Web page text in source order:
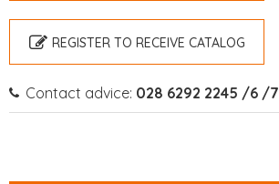
REGISTER TO RECEIVE CATALOG
Contact advice: 028 6292 2245 /6 /7